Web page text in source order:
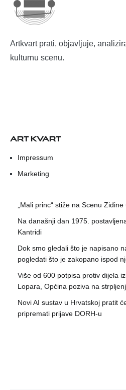
Artkvart prati, objavljuje,
kulturnu scenu.
ART KVART
Impressum
Marketing
„Mali princ“ stiže na Scenu Zidine
Na današnji dan 1975.
Kantridi
Dok smo gledali što je napisano
pogledati što je zakopano ispod
Više od 600 potpisa protiv dijela
Lopara, Općina poziva na
Novi AI sustav u Hrvatskoj pratit
pripremati prijave DORH-u